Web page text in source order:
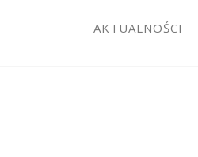
AKTUALNOŚCI